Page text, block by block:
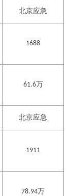
北京应急
1688
61.6万
北京应急
1911
78.94万